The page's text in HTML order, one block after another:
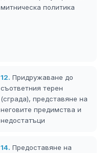
митническа политика
12. Придружаване до
съответния терен
(сграда), представяне на
неговите предимства и
недостатъци
14. Предоставяне на